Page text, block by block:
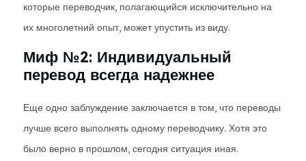
которые переводчик, полагающийся исключительно на
их многолетний опыт, может упустить из виду.
Миф №2: Индивидуальный
перевод всегда надежнее
Еще одно заблуждение заключается в том, что переводы
лучше всего выполнять одному переводчику. Хотя это
было верно в прошлом, сегодня ситуация иная.